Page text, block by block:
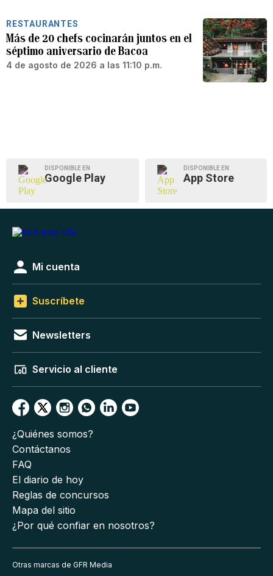
RESTAURANTES
Más de 20 chefs cocinarán juntos en el
séptimo aniversario de Bacoa
4 de agosto de 2026 a las 11:10 p.m.
DISPONIBLE EN
Google Play
DISPONIBLE EN
App Store
Mi cuenta
Suscríbete
Newsletters
Servicio al cliente
¿Quiénes somos?
Contáctanos
FAQ
El diario de hoy
Reglas de concursos
Mapa del sitio
¿Por qué confiar en nosotros?
Otras marcas de GFR Media